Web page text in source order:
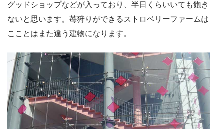
グッドショップなどが入っており、半日くらいいても飽き
ないと思います。苺狩りができるストロベリーファームは
こことはまた違う建物になります。